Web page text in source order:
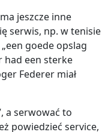
jeszcze inne
serwis, np. w tenisie
goede opslag
had een sterke
Federer miał
a serwować to
powiedzieć service,